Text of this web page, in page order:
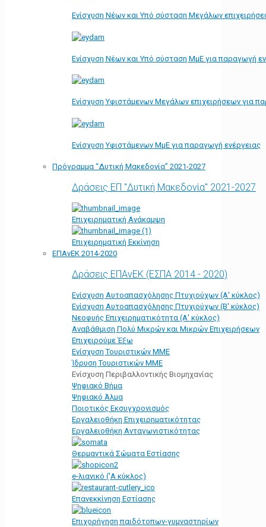
Ενίσχυση Νέων και Υπό σύσταση Μεγάλων
Ενίσχυση Νέων και Υπό σύσταση ΜμΕ για παραγωγή
Ενίσχυση Υφιστάμενων Μεγάλων επιχειρήσεων για
Ενίσχυση Υφιστάμενων ΜμΕ για παραγωγή ενέργειας
Πρόγραμμα “Δυτική Μακεδονία” 2021-2027
Δράσεις ΕΠ "Δυτική Μακεδονία" 2021-2027
Επιχειρηματική Ανάκαμψη
Επιχειρηματική Εκκίνηση
ΕΠΑνΕΚ 2014-2020
Δράσεις ΕΠΑνΕΚ (ΕΣΠΑ 2014 - 2020)
Ενίσχυση Αυτοαπασχόλησης Πτυχιούχων (Α' κύκλος)
Ενίσχυση Αυτοαπασχόλησης Πτυχιούχων (Β' κύκλος)
Νεοφυής Επιχειρηματικότητα (Α' κύκλος)
Αναβάθμιση Πολύ Μικρών και Μικρών Επιχειρήσεων
Επιχειρούμε Έξω
Ενίσχυση Τουριστικών ΜΜΕ
Ίδρυση Τουριστικών ΜΜΕ
Ενίσχυση Περιβαλλοντικής Βιομηχανίας
Ψηφιακό Βήμα
Ψηφιακό Άλμα
Ποιοτικός Εκσυγχρονισμός
Εργαλειοθήκη Eπιχειρηματικότητας
Εργαλειοθήκη Ανταγωνιστικότητας
Θερμαντικά Σώματα Εστίασης
e-λιανικό ('Α κύκλος)
Επανεκκίνηση Εστίασης
Επιχορήγηση παιδότοπων-γυμναστηρίων